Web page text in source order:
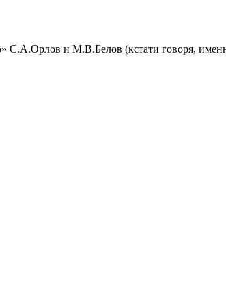
С.А.Орлов и М.В.Белов (кстати говоря,